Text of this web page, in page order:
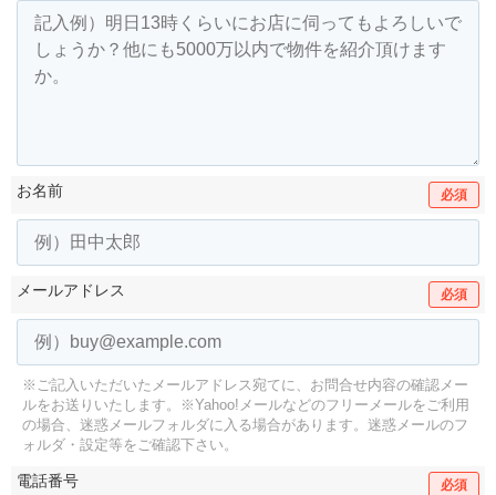
お名前 必須
メールアドレス 必須
※ご記入いただいたメールアドレス宛てに、お問合せ内容の確認メー
ルをお送りいたします。
※Yahoo!メールなどのフリーメールをご利用
の場合、迷惑メールフォルダに入る場合があります。 迷惑メールのフ
ォルダ・設定等をご確認下さい。
電話番号 必須